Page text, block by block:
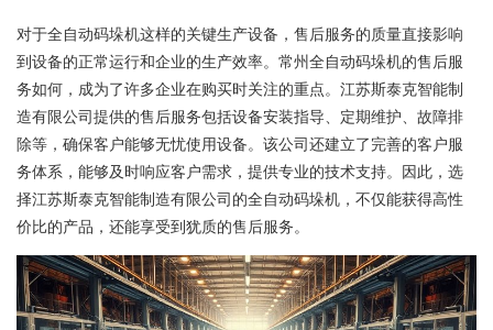
对于全自动码垛机这样的关键生产设备，售后服务的质量直接影响
到设备的正常运行和企业的生产效率。常州全自动码垛机的售后服
务如何，成为了许多企业在购买时关注的重点。江苏斯泰克智能制
造有限公司提供的售后服务包括设备安装指导、定期维护、故障排
除等，确保客户能够无忧使用设备。该公司还建立了完善的客户服
务体系，能够及时响应客户需求，提供专业的技术支持。因此，选
择江苏斯泰克智能制造有限公司的全自动码垛机，不仅能获得高性
价比的产品，还能享受到犹质的售后服务。